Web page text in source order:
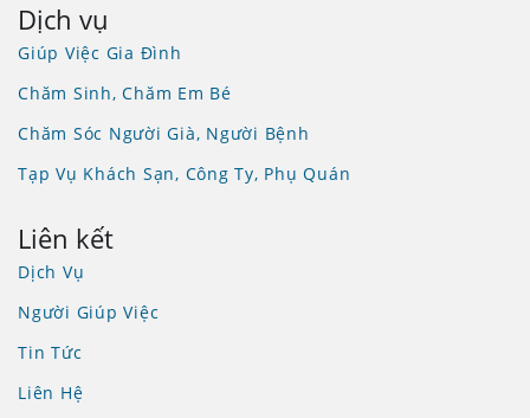
Dịch vụ
Giúp Việc Gia Đình
Chăm Sinh, Chăm Em Bé
Chăm Sóc Người Già, Người Bệnh
Tạp Vụ Khách Sạn, Công Ty, Phụ Quán
Liên kết
Dịch Vụ
Người Giúp Việc
Tin Tức
Liên Hệ